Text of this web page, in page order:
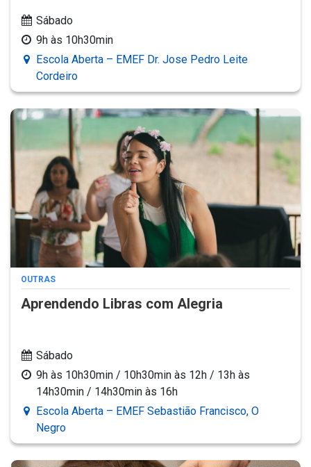
Sábado
9h às 10h30min
Escola Aberta – EMEF Dr. Jose Pedro Leite
Cordeiro
OUTRAS
Aprendendo Libras com Alegria
Sábado
9h às 10h30min / 10h30min às 12h / 13h às
14h30min / 14h30min às 16h
Escola Aberta – EMEF Sebastião Francisco, O
Negro